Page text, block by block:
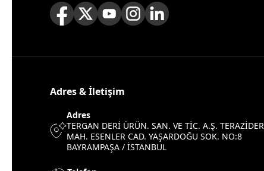
Adres & İletişim
Adres
TERGAN DERİ ÜRÜN. SAN. VE TİC. A.Ş.
MAH. ESENLER CAD. YAŞARDOĞU SOK. NO:8
BAYRAMPAŞA / İSTANBUL